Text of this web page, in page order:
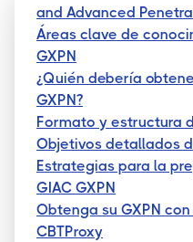
and Advanced
Áreas clave de
GXPN
¿Quién debería
GXPN?
Formato y estructura
Objetivos detallados
Estrategias para la
GIAC GXPN
Obtenga su GXPN
CBTProxy